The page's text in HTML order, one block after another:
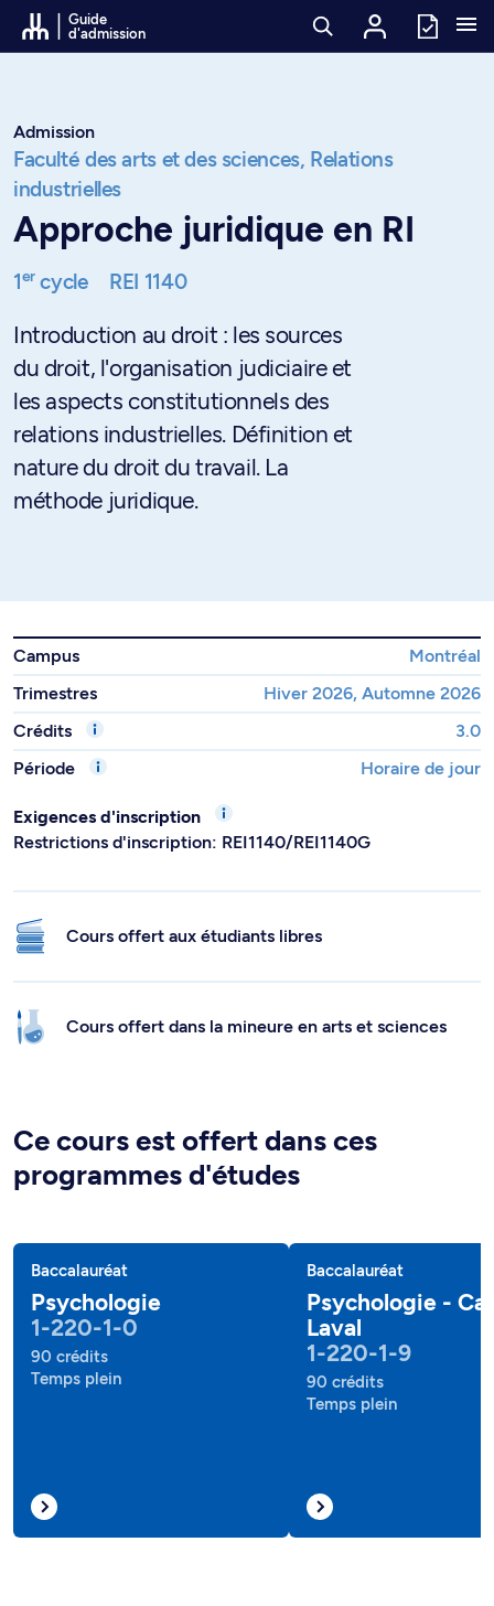
Passer au contenu
Guide
d'admission
Admission
Faculté des arts et des sciences, Relations
industrielles
Approche juridique en RI
1ercycle REI 1140
Introduction au droit : les sources
du droit, l'organisation judiciaire et
les aspects constitutionnels des
relations industrielles. Définition et
nature du droit du travail. La
méthode juridique.
Campus
Montréal
Trimestres
Hiver 2026, Automne 2026
Crédits
3.0
Période
Horaire de jour
Exigences d'inscription
Restrictions d'inscription: REI1140/REI1140G
Cours offert aux étudiants libres
Cours offert dans la mineure en arts et sciences
Ce cours est offert dans ces
programmes d'études
Baccalauréat
Psychologie
1-220-1-0
90 crédits
Temps plein
Baccalauréat
Psychologie -
Laval
1-220-1-9
90 crédits
Temps plein